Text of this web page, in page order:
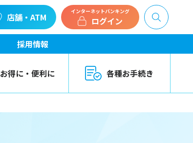
店舗・ATM
インターネットバンキング
ログイン
採用情報
お得に・便利に 各種お手続き